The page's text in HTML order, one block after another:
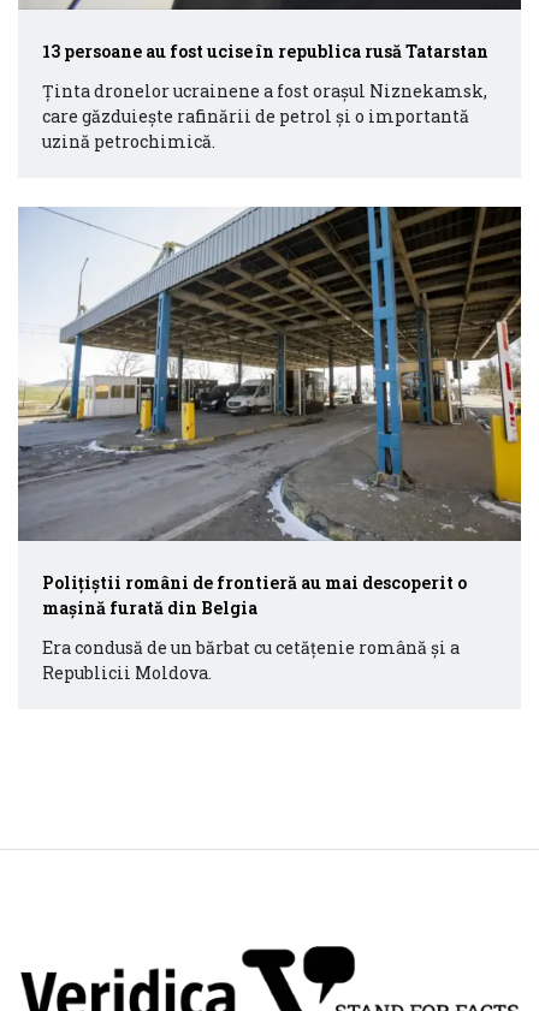
13 persoane au fost ucise în republica rusă Tatarstan
Ținta dronelor ucrainene a fost orașul Niznekamsk,
care găzduiește rafinării de petrol și o importantă
uzină petrochimică.
Poliţiştii români de frontieră au mai descoperit o
mașină furată din Belgia
Era condusă de un bărbat cu cetăţenie română şi a
Republicii Moldova.